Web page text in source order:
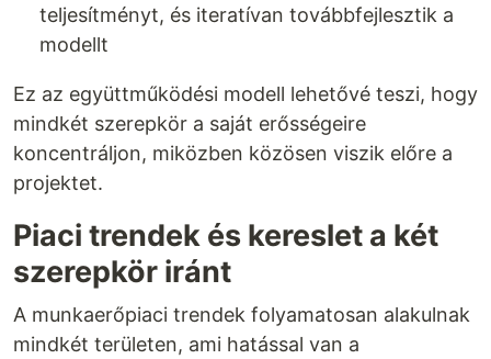
teljesítményt, és iteratívan továbbfejlesztik a
modellt
Ez az együttműködési modell lehetővé teszi, hogy
mindkét szerepkör a saját erősségeire
koncentráljon, miközben közösen viszik előre a
projektet.
Piaci trendek és kereslet a két
szerepkör iránt
A munkaerőpiaci trendek folyamatosan alakulnak
mindkét területen, ami hatással van a